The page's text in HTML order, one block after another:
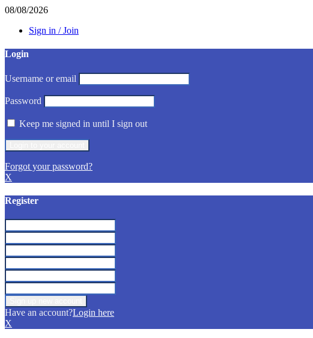
08/08/2026
Sign in / Join
Login
Username or email
Password
Keep me signed in until I sign out
Forgot your password?
X
Register
Have an account?Login here
X